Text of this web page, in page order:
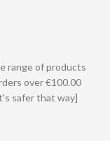
range of products
over €100.00
safer that way]